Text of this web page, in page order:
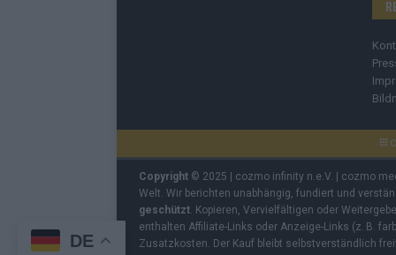
Copyright © 2025 | cozmo infinity n.e.V. | cozmo
Welt. Wir berichten unabhängig, fundiert und
geschützt . Kopieren, Vervielfältigen oder
enthalten Affiliate-Links oder Anzeige-Links (z. B.
Zusatzkosten. Der Kauf bleibt selbstverständlich
DE